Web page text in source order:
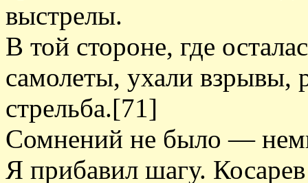
выстрелы.
В той стороне, где
самолеты, ухали взрывы,
стрельба.[71]
Сомнений не было —
Я прибавил шагу.